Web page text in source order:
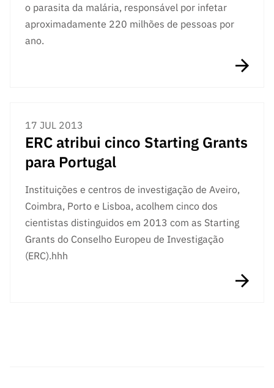
o parasita da malária, responsável por infetar
aproximadamente 220 milhões de pessoas por
ano.
17 JUL 2013
ERC atribui cinco Starting Grants
para Portugal
Instituições e centros de investigação de Aveiro,
Coimbra, Porto e Lisboa, acolhem cinco dos
cientistas distinguidos em 2013 com as Starting
Grants do Conselho Europeu de Investigação
(ERC).hhh